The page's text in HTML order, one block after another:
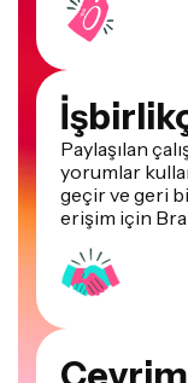
Paylaşılan
yorumlar
geçir ve geri
erişim için